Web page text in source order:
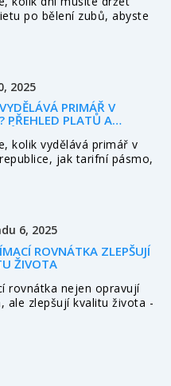
po bělení zubů, abyste
2025
PRIMÁŘ V
PŘEHLED PLATŮ A
kolik vydělává primář v
jak tarifní pásmo,
6, 2025
ROVNÁTKA ZLEPŠUJÍ
ŽIVOTA
rovnátka nejen opravují
ale zlepšují kvalitu života -